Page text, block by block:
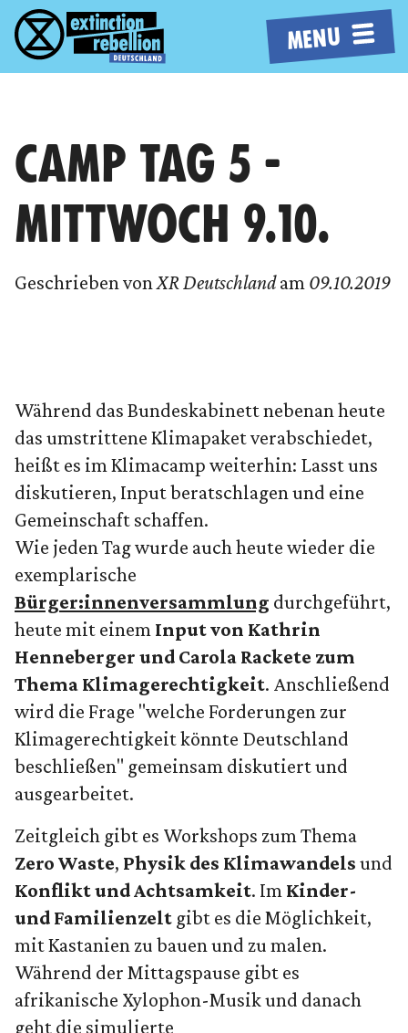
MENU
CAMP TAG 5 -
MITTWOCH 9.10.
Geschrieben von XR Deutschlandam 09.10.2019
Während das Bundeskabinett nebenan heute
das umstrittene Klimapaket verabschiedet,
heißt es im Klimacamp weiterhin: Lasst uns
diskutieren, Input beratschlagen und eine
Gemeinschaft schaffen.
Wie jeden Tag wurde auch heute wieder die
exemplarische
Bürger:innenversammlung durchgeführt,
heute mit einem Input von Kathrin
Henneberger und Carola Rackete zum
Thema Klimagerechtigkeit. Anschließend
wird die Frage "welche Forderungen zur
Klimagerechtigkeit könnte Deutschland
beschließen" gemeinsam diskutiert und
ausgearbeitet.
Zeitgleich gibt es Workshops zum Thema
Zero Waste, Physik des Klimawandels und
Konflikt und Achtsamkeit. Im Kinder-
und Familienzelt gibt es die Möglichkeit,
mit Kastanien zu bauen und zu malen.
Während der Mittagspause gibt es
afrikanische Xylophon-Musik und danach
geht die simulierte